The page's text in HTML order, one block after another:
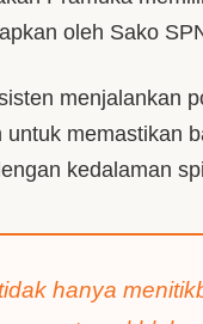
oleh Sako
menjalankan
memastikan
kedalaman
hanya